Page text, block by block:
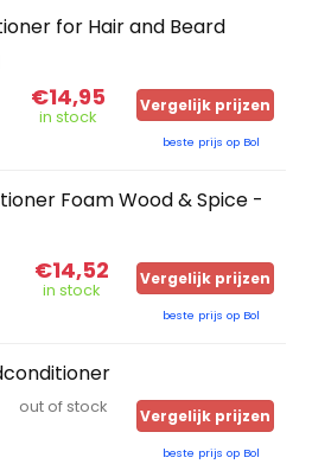
for Hair and Beard
€14,95
in stock
Vergelijk prijzen
beste prijs op Bol
Foam Wood & Spice -
€14,52
in stock
Vergelijk prijzen
beste prijs op Bol
out of stock Vergelijk prijzen
beste prijs op Bol